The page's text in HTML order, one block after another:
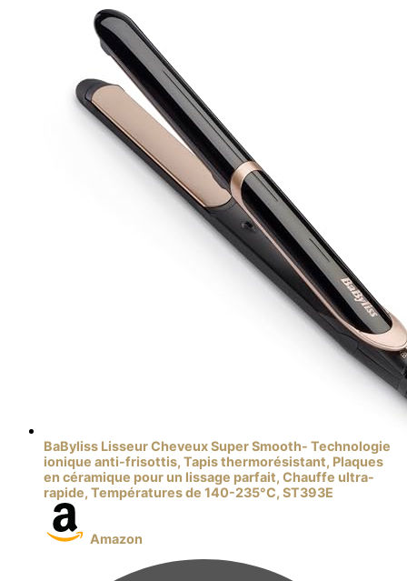
BaByliss Lisseur Cheveux Super Smooth- Technologie
ionique anti-frisottis, Tapis thermorésistant, Plaques
en céramique pour un lissage parfait, Chauffe ultra-
rapide, Températures de 140-235°C, ST393E
Amazon